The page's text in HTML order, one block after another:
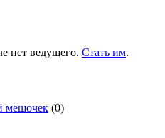
нет ведущего. Стать им.
мешочек (0)